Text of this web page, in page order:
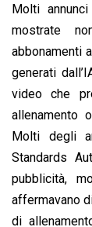
Molti
mostrate
abbonamenti
generati
video che
allenamento
Molti degli
Standards
pubblicità,
affermavano
di